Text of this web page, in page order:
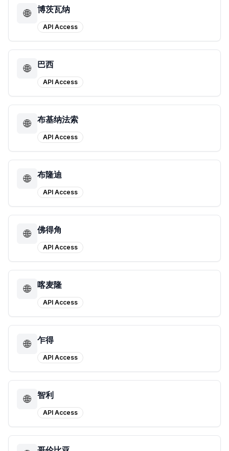
🌐 博茨瓦纳
API Access
🌐 巴西
API Access
🌐 布基纳法索
API Access
🌐 布隆迪
API Access
🌐 佛得角
API Access
🌐 喀麦隆
API Access
🌐 乍得
API Access
🌐 智利
API Access